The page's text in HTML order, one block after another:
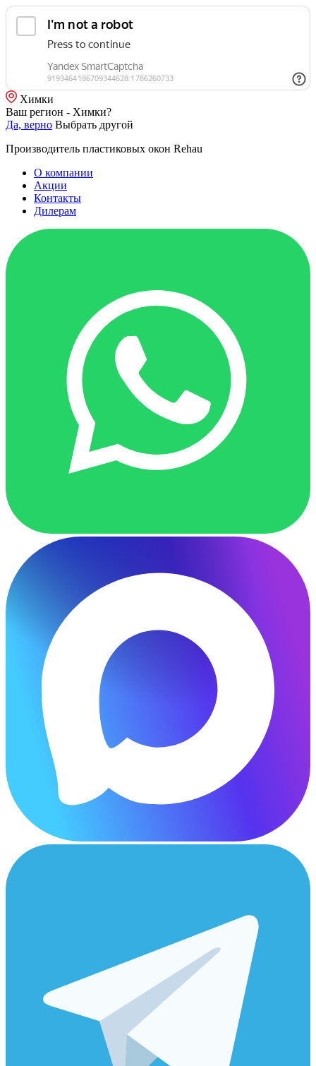
Химки
Ваш регион - Химки?
Да, верно Выбрать другой
Производитель пластиковых окон Rehau
О компании
Акции
Контакты
Дилерам